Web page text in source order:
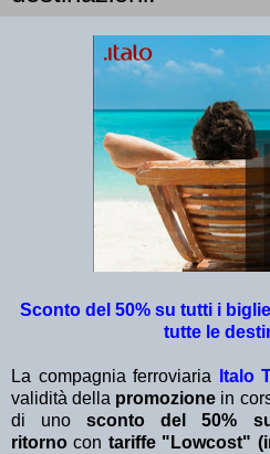
Sconto del 50% su tutti i
tutte le
La compagnia ferroviaria Italo
validità della promozione in
di unosconto del 50%
ritornocon tariffe "Lowcost"